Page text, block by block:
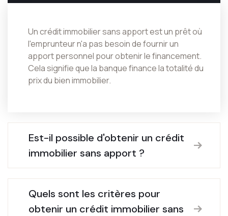
Un crédit immobilier sans apport est un prêt où
l'emprunteur n'a pas besoin de fournir un
apport personnel pour obtenir le financement.
Cela signifie que la banque finance la totalité du
prix du bien immobilier.
Est-il possible d'obtenir un crédit
immobilier sans apport ?
Quels sont les critères pour
obtenir un crédit immobilier sans